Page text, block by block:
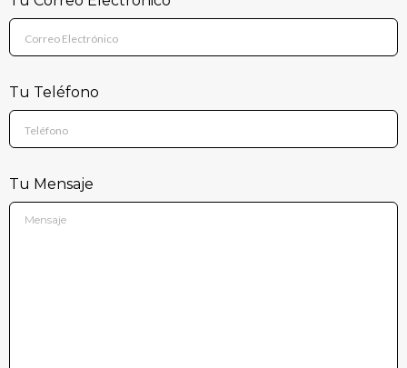
Tu Teléfono
Tu Mensaje